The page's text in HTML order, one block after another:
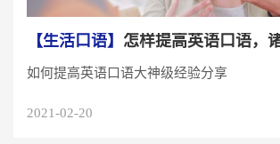
【生活口语】 怎样提高英语口语，诸多大神级经验
如何提高英语口语大神级经验分享
2021-02-20